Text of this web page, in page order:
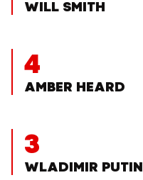
WILL SMITH
4
AMBER HEARD
3
WLADIMIR PUTIN